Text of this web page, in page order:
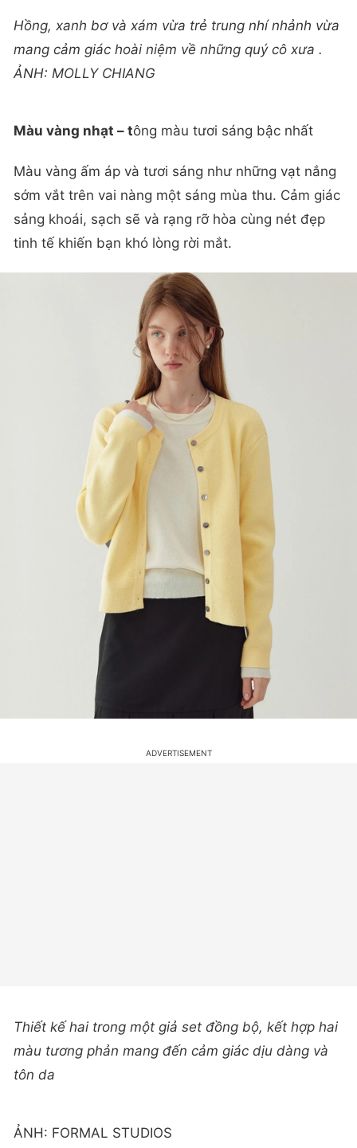
Hồng, xanh bơ và xám vừa trẻ trung nhí nhảnh vừa
mang cảm giác hoài niệm về những quý cô xưa .
ẢNH: MOLLY CHIANG
Màu vàng nhạt – tông màu tươi sáng bậc nhất
Màu vàng ấm áp và tươi sáng như những vạt nắng
sớm vắt trên vai nàng một sáng mùa thu. Cảm giác
sảng khoái, sạch sẽ và rạng rỡ hòa cùng nét đẹp
tinh tế khiến bạn khó lòng rời mắt.
Thiết kế hai trong một giả set đồng bộ, kết hợp hai
màu tương phản mang đến cảm giác dịu dàng và
tôn da
ẢNH: FORMAL STUDIOS